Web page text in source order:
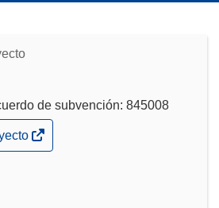
de subvención: 845008